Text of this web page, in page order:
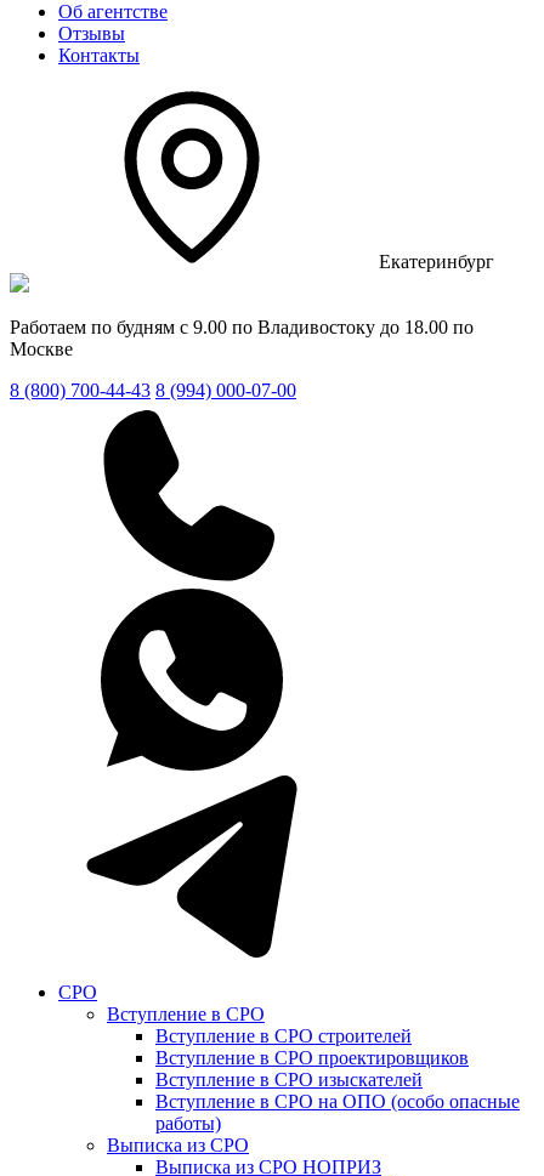
Об агентстве
Отзывы
Контакты
Екатеринбург
Работаем по будням с 9.00 по Владивостоку до 18.00 по
Москве
8 (800) 700-44-43 8 (994) 000-07-00
СРО
Вступление в СРО
Вступление в СРО строителей
Вступление в СРО проектировщиков
Вступление в СРО изыскателей
Вступление в СРО на ОПО (особо опасные
работы)
Выписка из СРО
Выписка из СРО НОПРИЗ